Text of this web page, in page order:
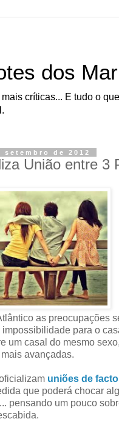
dos
críticas... E tudo o
de 2012
União entre 3
as preocupações
para o
um casal do mesmo
avançadas.
uniões de
que poderá chocar
pensando um pouco